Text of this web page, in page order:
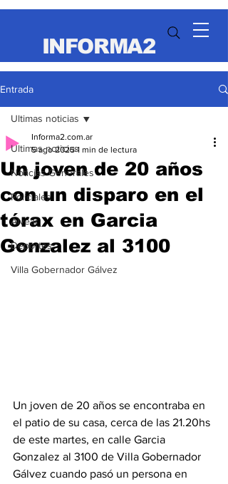
INFORMA2
Entrada
Ultimas noticias
Noticias Generales
Policiales
Alvear
Deportes
Villa Gobernador Gálvez
Ultimas noticias
Un joven de 20 años
con un disparo en el
tórax en Garcia
Gonzalez al 3100
Informa2.com.ar
5 ago 2025 1 min de lectura
Un joven de 20 años se encontraba en
el patio de su casa, cerca de las 21.20hs
de este martes, en calle Garcia
Gonzalez al 3100 de Villa Gobernador
Gálvez cuando pasó un persona en